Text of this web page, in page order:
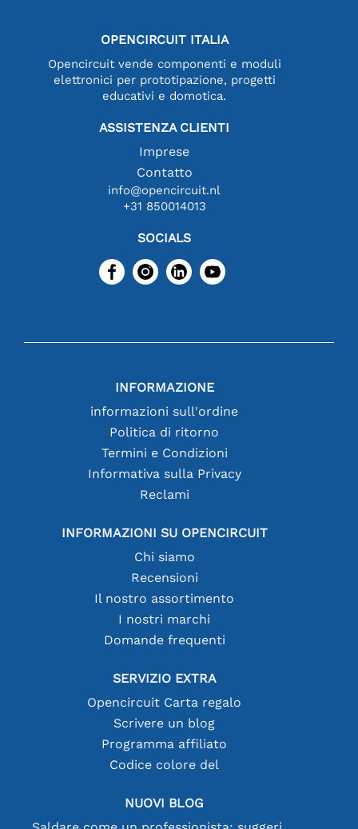
OPENCIRCUIT ITALIA
Opencircuit vende componenti e moduli
elettronici per prototipazione, progetti
educativi e domotica.
ASSISTENZA CLIENTI
Imprese
Contatto
info@opencircuit.nl
+31 850014013
SOCIALS
INFORMAZIONE
informazioni sull'ordine
Politica di ritorno
Termini e Condizioni
Informativa sulla Privacy
Reclami
INFORMAZIONI SU OPENCIRCUIT
Chi siamo
Recensioni
Il nostro assortimento
I nostri marchi
Domande frequenti
SERVIZIO EXTRA
Opencircuit Carta regalo
Scrivere un blog
Programma affiliato
Codice colore del
NUOVI BLOG